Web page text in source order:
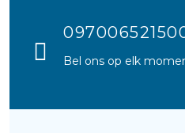
Bel ons op elk